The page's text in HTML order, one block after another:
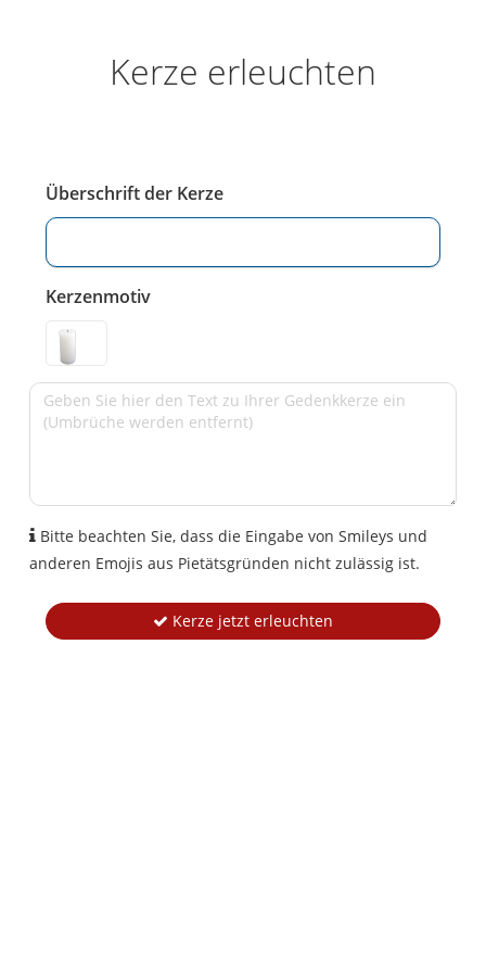
Kerze erleuchten
Überschrift der Kerze
Kerzenmotiv
Bitte beachten Sie, dass die Eingabe von Smileys und
anderen Emojis aus Pietätsgründen nicht zulässig ist.
Kerze jetzt erleuchten